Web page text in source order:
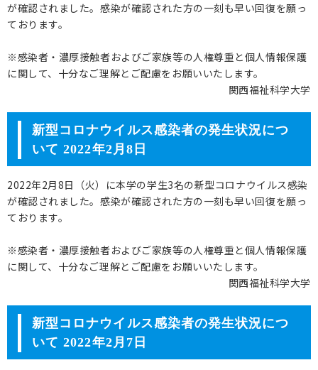
が確認されました。感染が確認された方の一刻も早い回復を願っ
ております。
※感染者・濃厚接触者およびご家族等の人権尊重と個人情報保護
に関して、十分なご理解とご配慮をお願いいたします。
関西福祉科学大学
新型コロナウイルス感染者の発生状況につ
いて 2022年2月8日
2022年2月8日（火）に本学の学生3名の新型コロナウイルス感染
が確認されました。感染が確認された方の一刻も早い回復を願っ
ております。
※感染者・濃厚接触者およびご家族等の人権尊重と個人情報保護
に関して、十分なご理解とご配慮をお願いいたします。
関西福祉科学大学
新型コロナウイルス感染者の発生状況につ
いて 2022年2月7日